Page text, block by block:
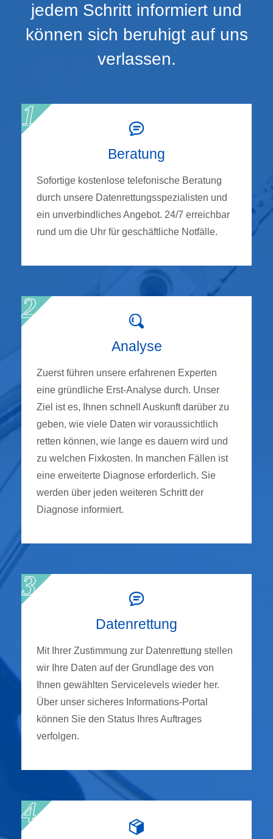
jedem Schritt informiert und
können sich beruhigt auf uns
verlassen.
Beratung
Sofortige kostenlose telefonische Beratung
durch unsere Datenrettungsspezialisten und
ein unverbindliches Angebot. 24/7 erreichbar
rund um die Uhr für geschäftliche Notfälle.
Analyse
Zuerst führen unsere erfahrenen Experten
eine gründliche Erst-Analyse durch. Unser
Ziel ist es, Ihnen schnell Auskunft darüber zu
geben, wie viele Daten wir voraussichtlich
retten können, wie lange es dauern wird und
zu welchen Fixkosten. In manchen Fällen ist
eine erweiterte Diagnose erforderlich. Sie
werden über jeden weiteren Schritt der
Diagnose informiert.
Datenrettung
Mit Ihrer Zustimmung zur Datenrettung stellen
wir Ihre Daten auf der Grundlage des von
Ihnen gewählten Servicelevels wieder her.
Über unser sicheres Informations-Portal
können Sie den Status Ihres Auftrages
verfolgen.